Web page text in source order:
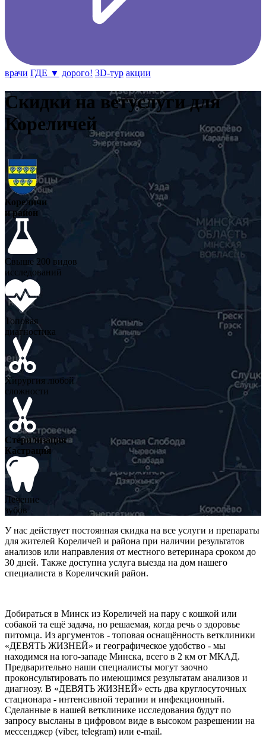
врачи ГДЕ ▼ дорого! 3D-тур акции
Скидки на ветуслуги для
Кореличей
Кореличи
и район
Свыше 200 видов
исследований
Топовая
диагностика
Хирургия любой
сложности
Стерилизация
Кастрация
Лечение
зубов
У нас действует постоянная скидка на все услуги и препараты
для жителей Кореличей и района при наличии результатов
анализов или направления от местного ветеринара сроком до
30 дней. Также доступна услуга выезда на дом нашего
специалиста в Кореличский район.
Добираться в Минск из Кореличей на пару с кошкой или
собакой та ещё задача, но решаемая, когда речь о здоровье
питомца. Из аргументов - топовая оснащённость ветклиники
«ДЕВЯТЬ ЖИЗНЕЙ» и географическое удобство - мы
находимся на юго-западе Минска, всего в 2 км от МКАД.
Предварительно наши специалисты могут заочно
проконсультировать по имеющимся результатам анализов и
диагнозу. В «ДЕВЯТЬ ЖИЗНЕЙ» есть два круглосуточных
стационара - интенсивной терапии и инфекционный.
Сделанные в нашей ветклинике исследования будут по
запросу высланы в цифровом виде в высоком разрешении на
мессенджер (viber, telegram) или e-mail.